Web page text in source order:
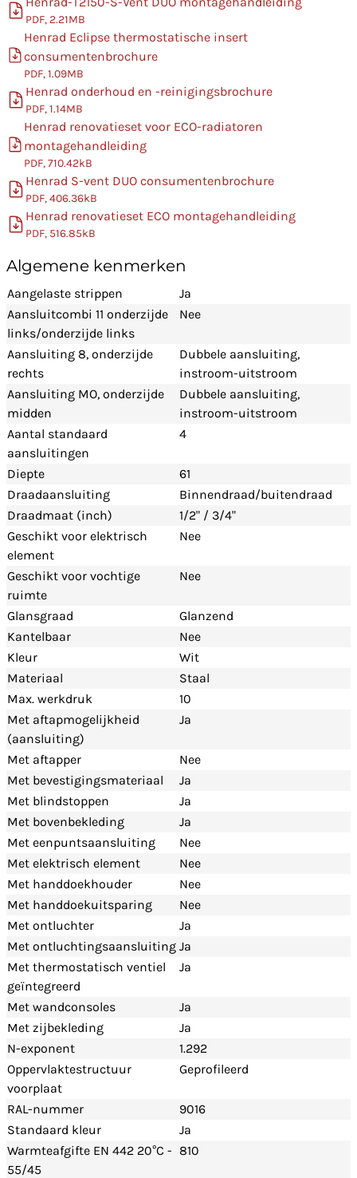
PDF, 2.21MB
Henrad Eclipse thermostatische insert
consumentenbrochure
PDF, 1.09MB
Henrad onderhoud en -reinigingsbrochure
PDF, 1.14MB
Henrad renovatieset voor ECO-radiatoren
montagehandleiding
PDF, 710.42kB
Henrad S-vent DUO consumentenbrochure
PDF, 406.36kB
Henrad renovatieset ECO montagehandleiding
PDF, 516.85kB
Algemene kenmerken
Aangelaste strippen
Ja
Aansluitcombi 11 onderzijde
links/onderzijde links
Nee
Aansluiting 8, onderzijde
rechts
Dubbele aansluiting,
instroom-uitstroom
Aansluiting MO, onderzijde
midden
Dubbele aansluiting,
instroom-uitstroom
Aantal standaard
aansluitingen
4
Diepte
61
Draadaansluiting
Binnendraad/buitendraad
Draadmaat (inch)
1/2" / 3/4"
Geschikt voor elektrisch
element
Nee
Geschikt voor vochtige
ruimte
Nee
Glansgraad
Glanzend
Kantelbaar
Nee
Kleur
Wit
Materiaal
Staal
Max. werkdruk
10
Met aftapmogelijkheid
(aansluiting)
Ja
Met aftapper
Nee
Met bevestigingsmateriaal
Ja
Met blindstoppen
Ja
Met bovenbekleding
Ja
Met eenpuntsaansluiting
Nee
Met elektrisch element
Nee
Met handdoekhouder
Nee
Met handdoekuitsparing
Nee
Met ontluchter
Ja
Met ontluchtingsaansluiting Ja
Met thermostatisch ventiel
geïntegreerd
Ja
Met wandconsoles
Ja
Met zijbekleding
Ja
N-exponent
1.292
Oppervlaktestructuur
voorplaat
Geprofileerd
RAL-nummer
9016
Standaard kleur
Ja
Warmteafgifte EN 442 20°C -
55/45
810